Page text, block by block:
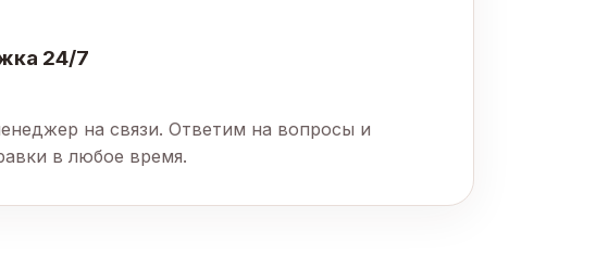
24/7
на связи. Ответим на вопросы и
в любое время.